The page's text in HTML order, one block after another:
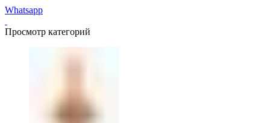
Whatsapp
Просмотр категорий